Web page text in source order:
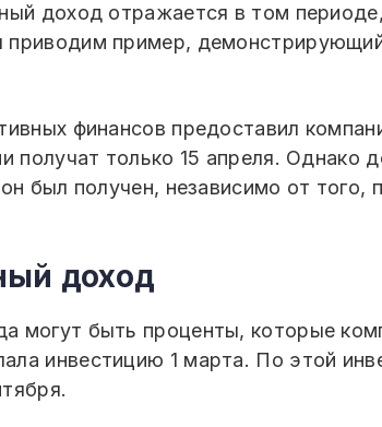
доход отражается в том
пример,
финансов предоставил
получат только 15 апреля.
был получен, независимо от
доход
могут быть проценты, которые
инвестицию 1 марта. По этой